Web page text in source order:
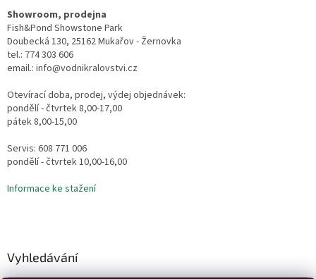
Showroom, prodejna
Fish&Pond Showstone Park
Doubecká 130, 25162 Mukařov - Žernovka
tel.: 774 303 606
email.: info@vodnikralovstvi.cz
Otevírací doba, prodej, výdej objednávek:
pondělí - čtvrtek 8,00-17,00
pátek 8,00-15,00
Servis: 608 771 006
pondělí - čtvrtek 10,00-16,00
Informace ke stažení
Vyhledávání